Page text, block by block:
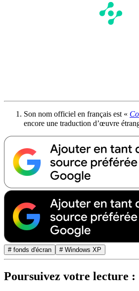
Son nom officiel en français est «
encore une traduction d’œuvre
# fonds d'écran # Windows XP
Poursuivez votre lecture :